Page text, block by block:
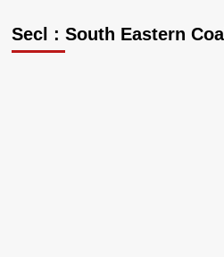
Secl : South Eastern